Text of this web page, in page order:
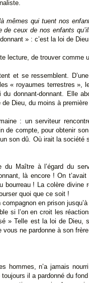
mêmes qui tuent nos
de ceux de nos enfants
» : c’est la loi de
lecture, de trouver
et se ressemblent.
« royaumes terrestres »,
donnant-donnant. Elle
Dieu, du moins à
: un serviteur
de compte, pour obtenir
son dû. Où irait la
du Maître à l’égard du
là encore ! On
bourreau ! La colère
quoi que ce soit !
en prison
si l’on en croit les
» Telle est la loi de Dieu,
vous ne pardonne à son
hommes, n’a jamais
toujours il a pardonné du